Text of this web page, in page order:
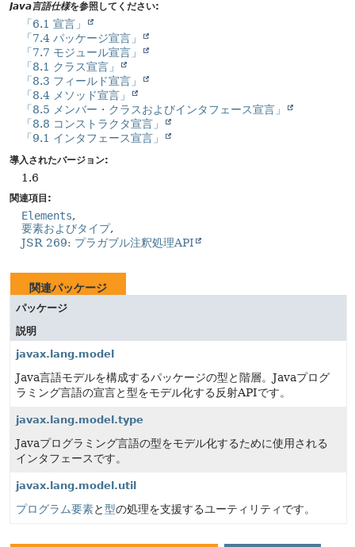
Java言語仕様を参照してください:
「6.1 宣言」
「7.4 パッケージ宣言」
「7.7 モジュール宣言」
「8.1 クラス宣言」
「8.3 フィールド宣言」
「8.4 メソッド宣言」
「8.5 メンバー・クラスおよびインタフェース宣言」
「8.8 コンストラクタ宣言」
「9.1 インタフェース宣言」
導入されたバージョン:
1.6
関連項目:
Elements
要素およびタイプ
JSR 269: プラガブル注釈処理API
関連パッケージ
パッケージ
説明
javax.lang.model
Java言語モデルを構成するパッケージの型と階層。Javaプログ
ラミング言語の宣言と型をモデル化する反射APIです。
javax.lang.model.type
Javaプログラミング言語の型をモデル化するために使用される
インタフェースです。
javax.lang.model.util
プログラム要素と型の処理を支援するユーティリティです。